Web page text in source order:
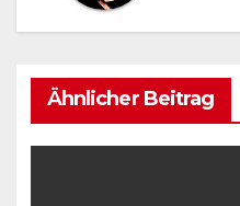
Ähnlicher Beitrag